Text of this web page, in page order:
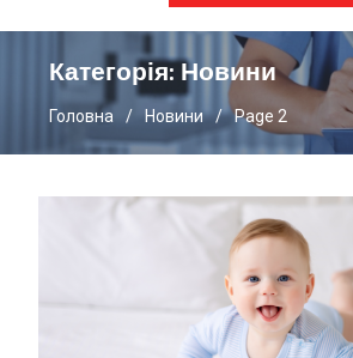
Категорія:Новини
Головна Новини Page 2